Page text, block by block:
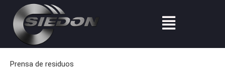
contenido
Menú
Prensa de residuos